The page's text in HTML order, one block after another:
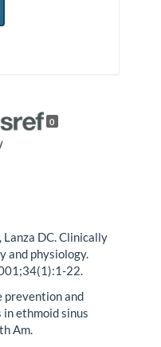
0
Lanza DC. Clinically
and physiology.
22.
prevention and
ethmoid sinus
Am.